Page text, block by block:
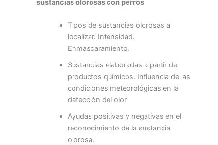
sustancias olorosas con perros
Tipos de sustancias olorosas a
localizar. Intensidad.
Enmascaramiento.
Sustancias elaboradas a partir de
productos químicos. Influencia de las
condiciones meteorológicas en la
detección del olor.
Ayudas positivas y negativas en el
reconocimiento de la sustancia
olorosa.